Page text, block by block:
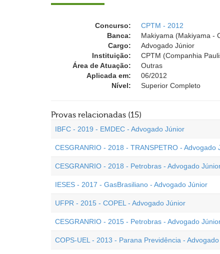
Concurso:
CPTM - 2012
Banca:
Makiyama (Makiyama -
Cargo:
Advogado Júnior
Instituição:
CPTM (Companhia
Área de Atuação:
Outras
Aplicada em:
06/2012
Nível:
Superior Completo
Provas relacionadas (15)
IBFC - 2019 - EMDEC - Advogado Júnior
CESGRANRIO - 2018 - TRANSPETRO - Advogado
CESGRANRIO - 2018 - Petrobras - Advogado
IESES - 2017 - GasBrasiliano - Advogado Júnior
UFPR - 2015 - COPEL - Advogado Júnior
CESGRANRIO - 2015 - Petrobras - Advogado
COPS-UEL - 2013 - Parana Previdência -